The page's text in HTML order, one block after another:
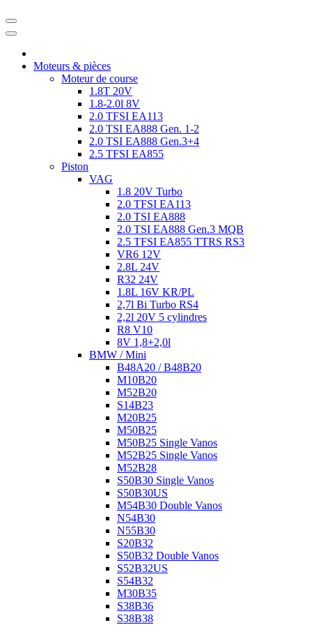
Moteurs & pièces
Moteur de course
1.8T 20V
1.8-2.0l 8V
2.0 TFSI EA113
2.0 TSI EA888 Gen. 1-2
2.0 TSI EA888 Gen.3+4
2.5 TFSI EA855
Piston
VAG
1.8 20V Turbo
2.0 TFSI EA113
2.0 TSI EA888
2.0 TSI EA888 Gen.3 MQB
2.5 TFSI EA855 TTRS RS3
VR6 12V
2.8L 24V
R32 24V
1.8L 16V KR/PL
2,7l Bi Turbo RS4
2,2l 20V 5 cylindres
R8 V10
8V 1,8+2,0l
BMW / Mini
B48A20 / B48B20
M10B20
M52B20
S14B23
M20B25
M50B25
M50B25 Single Vanos
M52B25 Single Vanos
M52B28
S50B30 Single Vanos
S50B30US
M54B30 Double Vanos
N54B30
N55B30
S20B32
S50B32 Double Vanos
S52B32US
S54B32
M30B35
S38B36
S38B38